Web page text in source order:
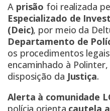
Aprisão foi realizada
Especializado de
(Deic), por meio da
Departamento de
os procedimentos
encaminhado à
disposição da Justiça.
Alerta à comunidade